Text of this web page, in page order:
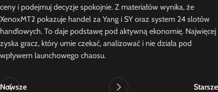
ceny i podejmuj decyzje spokojnie. Z materiałów wynika, że
XenoxMT2 pokazuje handel za Yang i SY oraz system 24 slotów
handlowych. To daje podstawę pod aktywną ekonomię. Najwięcej
zyska gracz, który umie czekać, analizować i nie działa pod
wpływem launchowego chaosu.
Nowsze Starsze